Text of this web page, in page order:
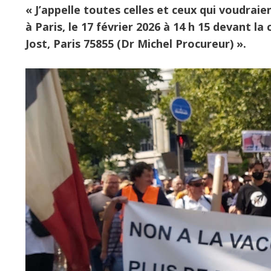
« J’appelle toutes celles et ceux qui
à Paris, le 17 février 2026 à 14 h 15 devant
Jost, Paris 75855 (Dr Michel Procureur) ».